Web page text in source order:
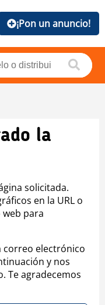
¡Pon un anuncio!
la
solicitada.
en la URL o
para
correo electrónico
y nos
Te agradecemos